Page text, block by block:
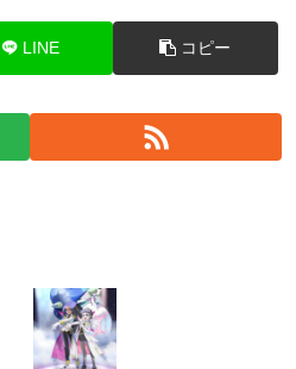
LINE コピー